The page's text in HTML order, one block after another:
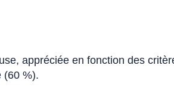
appréciée en fonction des
(60 %).